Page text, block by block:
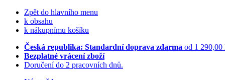
Zpět do hlavního menu
k obsahu
k nákupnímu košíku
Česká republika: Standardní doprava zdarma od 1 290,00
Bezplatné vrácení zboží
Doručení do 2 pracovních dnů.